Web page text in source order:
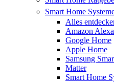
Smart Home
Alles
Amazon Alexa
Google Home
Apple Home
Samsung
Matter
Smart Home